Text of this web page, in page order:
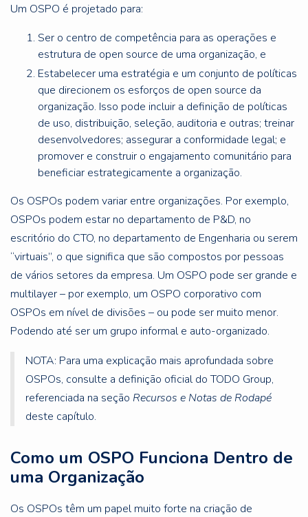
Um OSPO é projetado para:
Ser o centro de competência para as operações e
estrutura de open source de uma organização, e
Estabelecer uma estratégia e um conjunto de políticas
que direcionem os esforços de open source da
organização. Isso pode incluir a definição de políticas
de uso, distribuição, seleção, auditoria e outras; treinar
desenvolvedores; assegurar a conformidade legal; e
promover e construir o engajamento comunitário para
beneficiar estrategicamente a organização.
Os OSPOs podem variar entre organizações. Por exemplo,
OSPOs podem estar no departamento de P&D, no
escritório do CTO, no departamento de Engenharia ou serem
“virtuais”, o que significa que são compostos por pessoas
de vários setores da empresa. Um OSPO pode ser grande e
multilayer – por exemplo, um OSPO corporativo com
OSPOs em nível de divisões – ou pode ser muito menor.
Podendo até ser um grupo informal e auto-organizado.
NOTA: Para uma explicação mais aprofundada sobre
OSPOs, consulte a definição oficial do TODO Group,
referenciada na seção Recursos e Notas de Rodapé
deste capítulo.
Como um OSPO Funciona Dentro de
uma Organização
Os OSPOs têm um papel muito forte na criação de